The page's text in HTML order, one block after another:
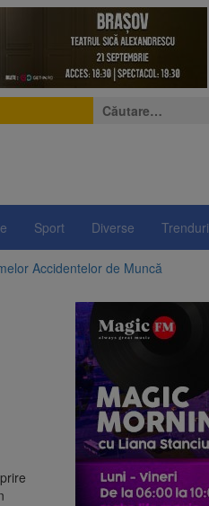
Caută
după:
Sport Diverse Trenduri
Accidentelor de Muncă
Dunării a început să crească
nu oprirea iluminatului public
persoane primesc îngrijiri
aceeași oră și același barem